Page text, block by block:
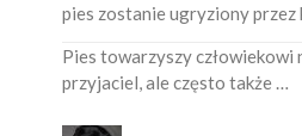
pies zostanie ugryziony przez
Pies towarzyszy człowiekowi
przyjaciel, ale często także …